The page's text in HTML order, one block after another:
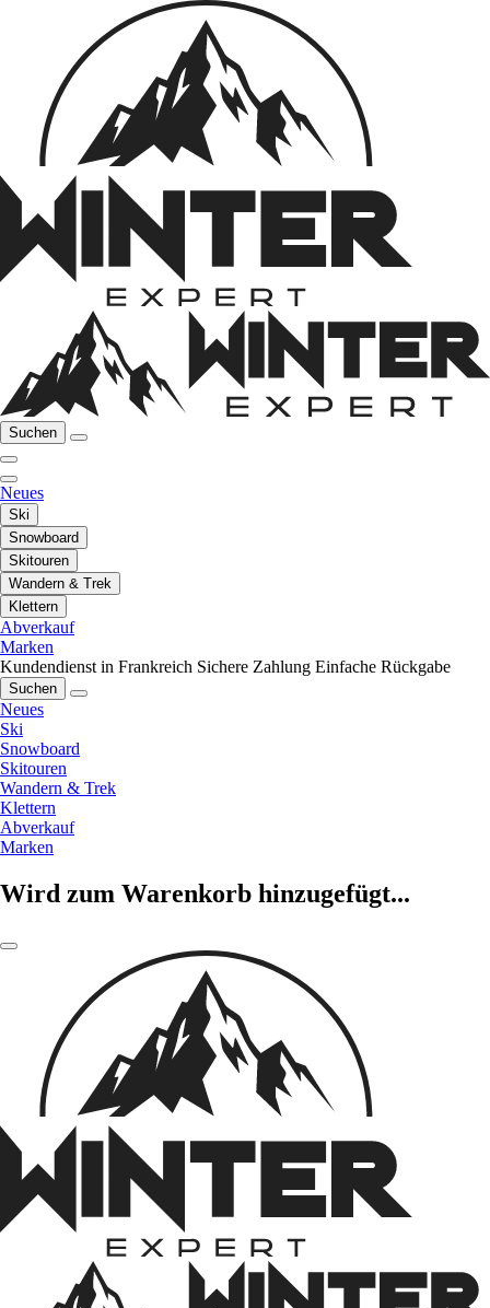
Suchen
Neues
Ski
Snowboard
Skitouren
Wandern & Trek
Klettern
Abverkauf
Marken
Kundendienst in Frankreich Sichere Zahlung Einfache Rückgabe
Suchen
Neues
Ski
Snowboard
Skitouren
Wandern & Trek
Klettern
Abverkauf
Marken
Wird zum Warenkorb hinzugefügt...